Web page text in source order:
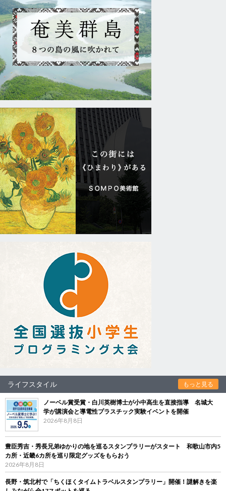
ライフスタイル もっと見る
ノーベル賞受賞・白川英樹博士が小中高生を直接指導 名城大
学が講演会と導電性プラスチック実験イベントを開催
2026年8月8日
豊臣秀吉・秀長兄弟ゆかりの地を巡るスタンプラリーがスタート 和歌山市内5
カ所・近畿6カ所を巡り限定グッズをもらおう
2026年8月8日
長野・筑北村で「ちくほくタイムトラベルスタンプラリー」開催！謎解きを楽